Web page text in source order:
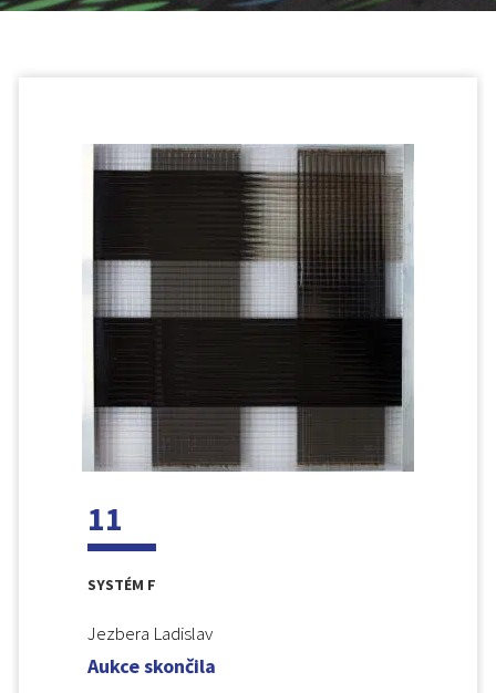
11
SYSTÉM F
Jezbera Ladislav
Aukce skončila